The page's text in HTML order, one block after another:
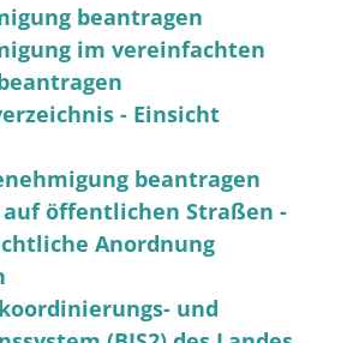
beantragen
im vereinfachten
- Einsicht
beantragen
öffentlichen Straßen -
Anordnung
und